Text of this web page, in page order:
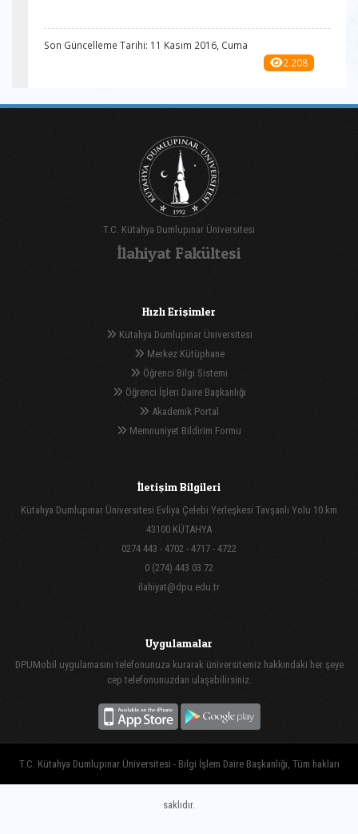
Son Güncelleme Tarihi: 11 Kasım 2016, Cuma
2.208
T.C. Kütahya Dumlupınar Üniversitesi
İlahiyat Fakültesi
Hızlı Erişimler
Kütahya Dumlupınar Üniversitesi
Merkez Kütüphane
Öğrenci Bilgi Sistemi
Öğrenci İşleri Daire Başkanlığı
Akademik Portal
Memnuniyet Bildirim Formu
İletişim Bilgileri
Kütahya Dumlupınar Üniversitesi Evliya Çelebi Yerleşkesi Tavşanlı Yolu 10.km
43100 KÜTAHYA
0274 443 - 4702 - 4717 - 4722
0 (274) 443 03 72
ilahiyat@dpu.edu.tr
Uygulamalar
DPUMobil uygulamasını telefonunuza kurarak üniversitemiz hakkındaki her şeye
cep telefonunuzdan ulaşabilirsiniz.
T.C. Kütahya Dumlupınar Üniversitesi - Bilgi İşlem Daire Başkanlığı, Tüm hakları
saklıdır.